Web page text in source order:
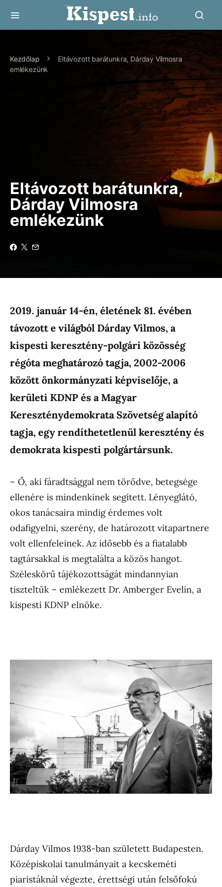
Kezdőlap
Eltávozott barátunkra, Dárday Vilmosra
emlékezünk
Eltávozott barátunkra,
Dárday Vilmosra
emlékezünk
2019. január 14-én, életének 81. évében
távozott e világból Dárday Vilmos, a
kispesti keresztény-polgári közösség
régóta meghatározó tagja, 2002-2006
között önkormányzati képviselője, a
kerületi KDNP és a Magyar
Kereszténydemokrata Szövetség alapító
tagja, egy rendíthetetlenül keresztény és
demokrata kispesti polgártársunk.
– Ő, aki fáradtsággal nem törődve, betegsége
ellenére is mindenkinek segített. Lényeglátó,
okos tanácsaira mindig érdemes volt
odafigyelni, szerény, de határozott vitapartnere
volt ellenfeleinek. Az idősebb és a fiatalabb
tagtársakkal is megtalálta a közös hangot.
Széleskörű tájékozottságát mindannyian
tiszteltük – emlékezett Dr. Amberger Evelin, a
kispesti KDNP elnöke.
Dárday Vilmos 1938-ban született Budapesten.
Középiskolai tanulmányait a kecskeméti
piaristáknál végezte, érettségi után felsőfokú